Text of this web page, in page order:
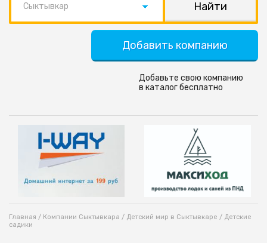
Сыктывкар
Добавить компанию
Добавьте свою компанию
в каталог бесплатно
Главная / Компании Сыктывкара / Детский мир в Сыктывкаре / Детские
садики